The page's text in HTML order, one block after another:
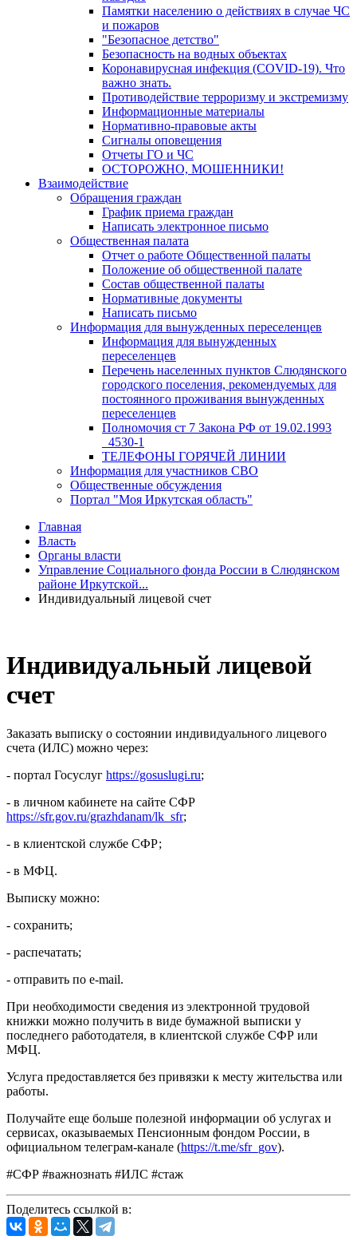
Памятки населению о действиях в случае ЧС
и пожаров
"Безопасное детство"
Безопасность на водных объектах
Коронавирусная инфекция (COVID-19). Что
важно знать.
Противодействие терроризму и экстремизму
Информационные материалы
Нормативно-правовые акты
Сигналы оповещения
Отчеты ГО и ЧС
ОСТОРОЖНО, МОШЕННИКИ!
Взаимодействие
Обращения граждан
График приема граждан
Написать электронное письмо
Общественная палата
Отчет о работе Общественной палаты
Положение об общественной палате
Состав общественной палаты
Нормативные документы
Написать письмо
Информация для вынужденных переселенцев
Информация для вынужденных
переселенцев
Перечень населенных пунктов Слюдянского
городского поселения, рекомендуемых для
постоянного проживания вынужденных
переселенцев
Полномочия ст 7 Закона РФ от 19.02.1993
_4530-1
ТЕЛЕФОНЫ ГОРЯЧЕЙ ЛИНИИ
Информация для участников СВО
Общественные обсуждения
Портал "Моя Иркутская область"
Главная
Власть
Органы власти
Управление Социального фонда России в Слюдянском
районе Иркутской...
Индивидуальный лицевой счет
Индивидуальный лицевой
счет
Заказать выписку о состоянии индивидуального лицевого
счета (ИЛС) можно через:
- портал Госуслуг https://gosuslugi.ru;
- в личном кабинете на сайте СФР
https://sfr.gov.ru/grazhdanam/lk_sfr;
- в клиентской службе СФР;
- в МФЦ.
Выписку можно:
- сохранить;
- распечатать;
- отправить по e-mail.
При необходимости сведения из электронной трудовой
книжки можно получить в виде бумажной выписки у
последнего работодателя, в клиентской службе СФР или
МФЦ.
Услуга предоставляется без привязки к месту жительства или
работы.
Получайте еще больше полезной информации об услугах и
сервисах, оказываемых Пенсионным фондом России, в
официальном телеграм-канале (https://t.me/sfr_gov).
#СФР #важнознать #ИЛС #стаж
Поделитесь ссылкой в: